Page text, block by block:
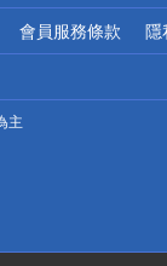
會員服務條款 隱
主